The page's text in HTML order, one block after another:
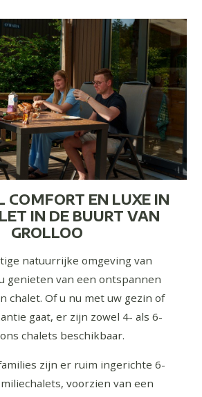
COMFORT EN LUXE IN
IN DE BUURT VAN
GROLLOO
natuurrijke omgeving van
genieten van een ontspannen
chalet. Of u nu met uw gezin of
gaat, er zijn zowel 4- als 6-
chalets beschikbaar.
zijn er ruim ingerichte 6-
voorzien van een